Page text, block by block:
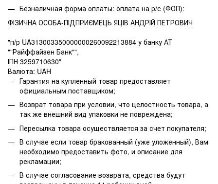
Безналичная форма оплаты: оплата на р/с (ФОП):
ФІЗИЧНА ОСОБА-ПІДПРИЄМЕЦЬ ЯЦІВ АНДРІЙ ПЕТРОВИЧ
"п/р UA313003350000000260092213884 у банку АТ
""Райффайзен Банк"",
ІПН 3259710630"
Валюта: UAH
Гарантия на купленный товар предоставляет
официальным поставщиком;
Возврат товара при условии, что целостность товара, а
так же внешний вид упаковки не повреждена;
Пересылка товара осуществляется за счет покупателя;
В случае если товар бракованный (уже уложенный), Вам
необходимо предоставить фото, и описание для
рекламации;
В случае согласование возврата, средства будут